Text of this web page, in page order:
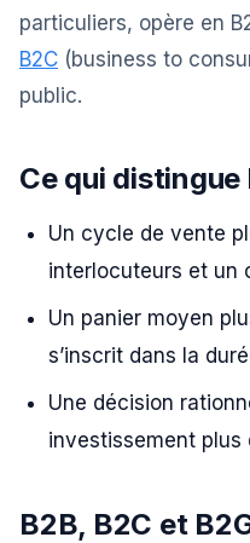
particuliers, opère en
B2C (business to
public.
Ce qui
Un cycle de vente
interlocuteurs et un
Un panier moyen
s’inscrit dans la
Une décision
investissement plus
B2B, B2C et